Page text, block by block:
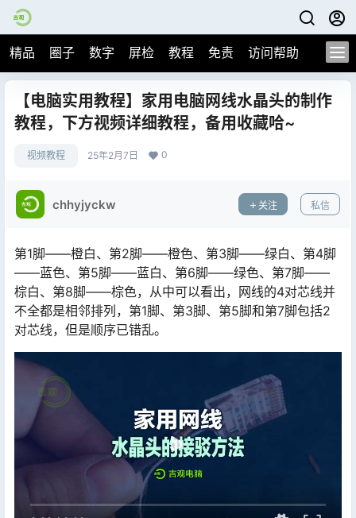
精品 圈子 数字 屏检 教程 免责 访问帮助
【电脑实用教程】家用电脑网线水晶头的制作
教程，下方视频详细教程，备用收藏哈~
视频教程 25年2月7日 0
chhyjyckw 关注 私信
第1脚——橙白、第2脚——橙色、第3脚——绿白、第4脚
——蓝色、第5脚——蓝白、第6脚——绿色、第7脚——
棕白、第8脚——棕色，从中可以看出，网线的4对芯线并
不全都是相邻排列，第1脚、第3脚、第5脚和第7脚包括2
对芯线，但是顺序已错乱。